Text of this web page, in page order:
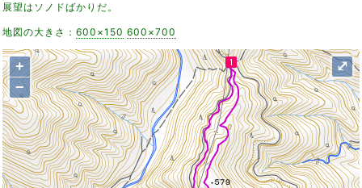
展望はソノドばかりだ。
地図の大きさ： 600×150 600×700
+
−
⤢